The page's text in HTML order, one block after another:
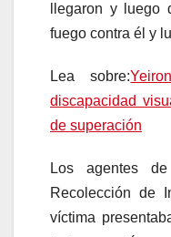
llegaron y luego
fuego contra él y
Lea sobre:
discapacidad
de superación
Los agentes
Recolección de
víctima